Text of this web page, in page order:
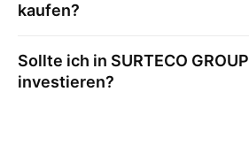
kaufen?
Sollte ich in SURTECO
investieren?